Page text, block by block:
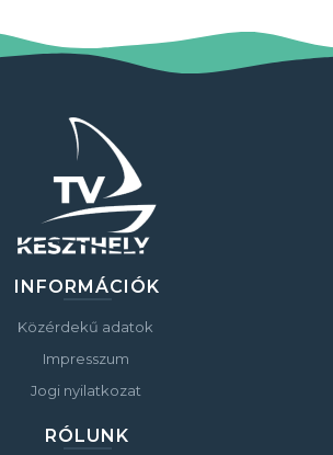
INFORMÁCIÓK
Közérdekű adatok
Impresszum
Jogi nyilatkozat
RÓLUNK